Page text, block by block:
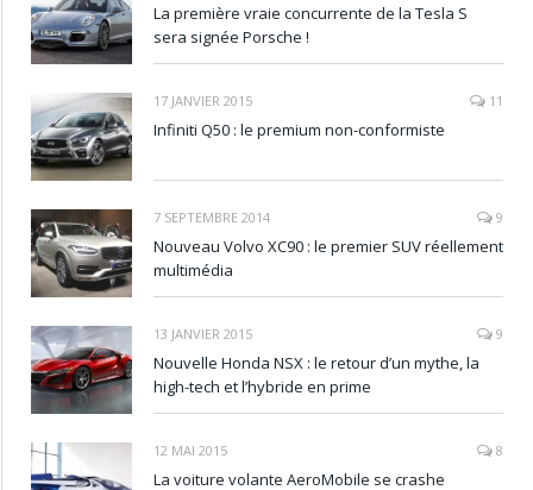
La première vraie concurrente de la Tesla S
sera signée Porsche !
17 JANVIER 2015 11
Infiniti Q50 : le premium non-conformiste
7 SEPTEMBRE 2014 9
Nouveau Volvo XC90 : le premier SUV réellement
multimédia
13 JANVIER 2015 9
Nouvelle Honda NSX : le retour d’un mythe, la
high-tech et l’hybride en prime
12 MAI 2015 8
La voiture volante AeroMobile se crashe